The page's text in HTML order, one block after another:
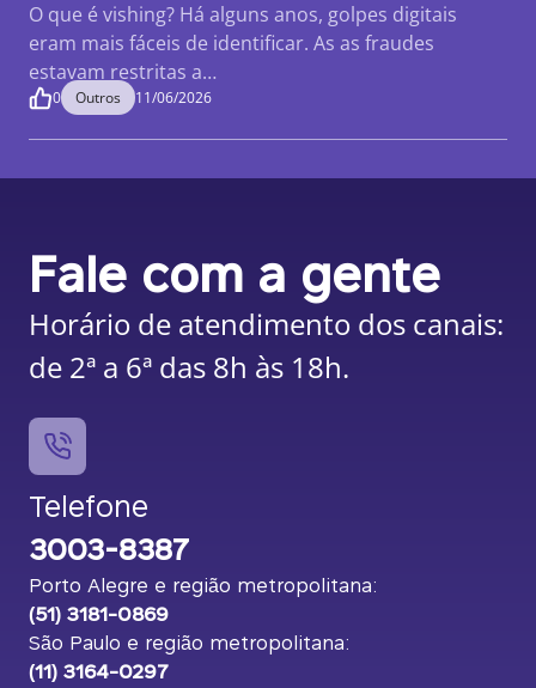
O que é vishing? Há alguns anos, golpes digitais
eram mais fáceis de identificar. As as fraudes
estavam restritas a…
0 Outros 11/06/2026
Fale com a gente
Horário de atendimento dos canais:
de 2ª a 6ª das 8h às 18h.
Telefone
3003-8387
Porto Alegre e região metropolitana:
(51) 3181-0869
São Paulo e região metropolitana:
(11) 3164-0297